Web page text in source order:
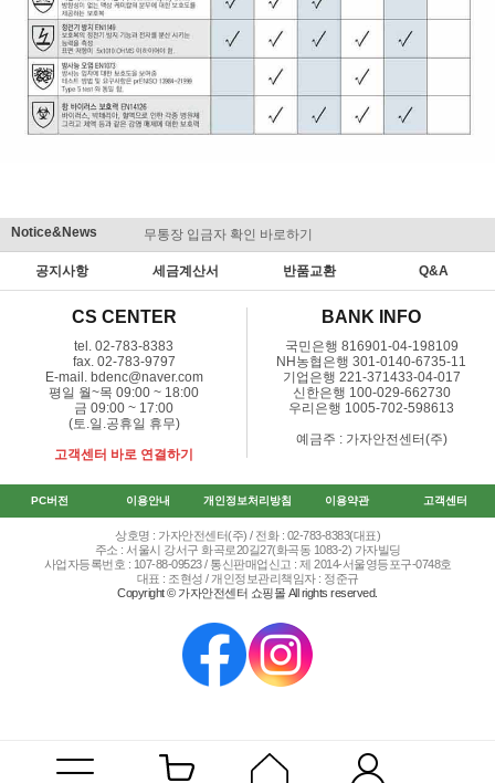
Notice&News 무통장 입금자 확인 바로하기
공지사항 세금계산서 반품교환 Q&A
CS CENTER
tel. 02-783-8383
fax. 02-783-9797
E-mail. bdenc@naver.com
평일 월~목 09:00 ~ 18:00
금 09:00 ~ 17:00
(토.일.공휴일 휴무)
고객센터 바로 연결하기
BANK INFO
국민은행 816901-04-198109
NH농협은행 301-0140-6735-11
기업은행 221-371433-04-017
신한은행 100-029-662730
우리은행 1005-702-598613
예금주 : 가자안전센터(주)
PC버전 이용안내 개인정보처리방침 이용약관 고객센터
상호명 : 가자안전센터(주) / 전화 : 02-783-8383(대표)
주소 : 서울시 강서구 화곡로20길27(화곡동 1083-2) 가자빌딩
사업자등록번호 : 107-88-09523 / 통신판매업신고 : 제 2014-서울영등포구-0748호
대표 : 조현성 / 개인정보관리책임자 : 정준규
Copyright © 가자안전센터 쇼핑몰 All rights reserved.